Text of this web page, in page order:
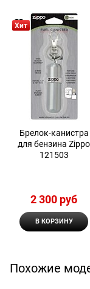
Хит
Брелок-канистра
для бензина Zippo
121503
2 300 руб
В КОРЗИНУ
Похожие